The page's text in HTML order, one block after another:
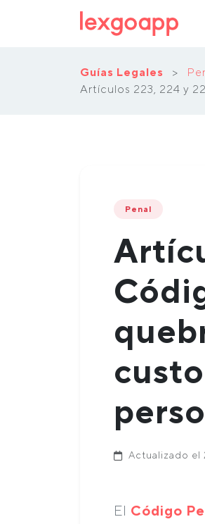
Guías Legales >
Artículos 223, 224 y
Penal
Actualizado el
El Código